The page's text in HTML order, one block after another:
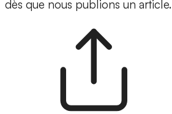
dès que nous publions un article.